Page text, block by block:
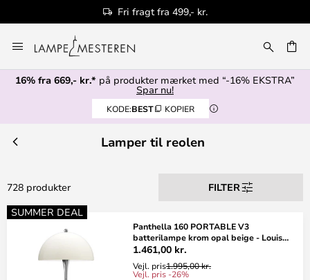
Fri fragt fra 499,- kr.
to
Content
16% fra 669,- kr.* på produkter mærket med “-16% EKSTRA”
Spar nu!
KODE:BEST KOPIER
Lamper til reolen
728 produkter
FILTER
SUMMER DEAL
Panthella 160 PORTABLE V3
batterilampe krom opal beige - Louis
Poulsen
1.461,00 kr.
Vejl. pris1.995,00 kr.
Vejl. pris -26%